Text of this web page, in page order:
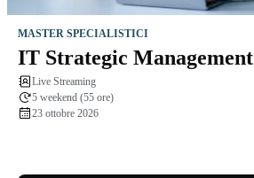
MASTER SPECIALISTICI
IT Strategic Management
Live Streaming
5 weekend (55 ore)
23 ottobre 2026